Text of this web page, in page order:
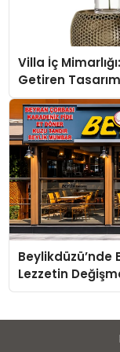
Villa İç
Getiren
Beylikdüzü’nde
Lezzetin